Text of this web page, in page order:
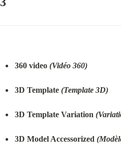
360 video (Vidéo 360)
3D Template (Template 3D)
3D Template Variation
3D Model Accessorized